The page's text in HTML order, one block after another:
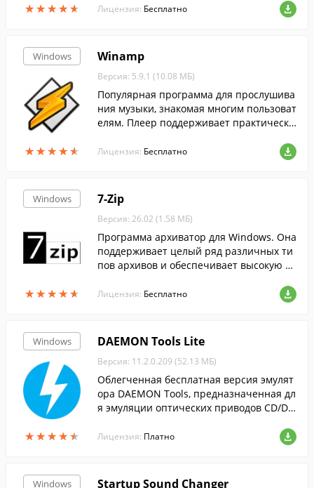
★★★★★
★★★★★ Лицензия: Бесплатно
Windows
★★★★★
★★★★★
Winamp
Версия: 5.9.1 (10.08 МБ)
Популярная программа для прослушива
ния музыки, знакомая многим пользоват
елям. Плеер поддерживает практически
также понимает видеоформаты.
Лицензия: Бесплатно
Windows
★★★★★
★★★★★
7-Zip
Версия: 26.02 (1.58 МБ)
Программа архиватор для Windows. Она
поддерживает целый ряд различных ти
пов архивов и обеспечивает высокую ст
Лицензия: Бесплатно
Windows
★★★★★
★★★★★
DAEMON Tools Lite
Версия: 11.2.0.209 (52.13 МБ)
Облегченная бесплатная версия эмулят
ора DAEMON Tools, предназначенная дл
я эмуляции оптических приводов CD/DV
Лицензия: Платно
Windows Startup Sound Changer